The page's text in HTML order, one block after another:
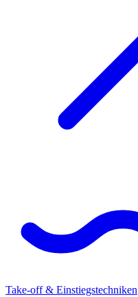
Take-off & Einstiegstechniken